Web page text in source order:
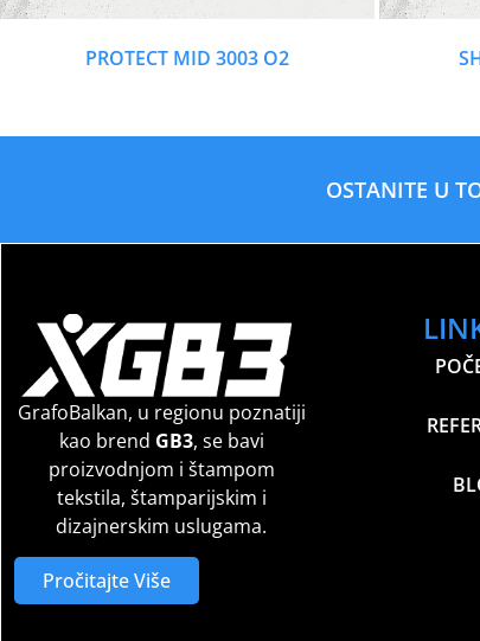
PROTECT MID 3003 O2
OSTANITE U
GrafoBalkan, u regionu poznatiji
kao brend GB3, se bavi
proizvodnjom i štampom
tekstila, štamparijskim i
dizajnerskim uslugama.
Pročitajte Više